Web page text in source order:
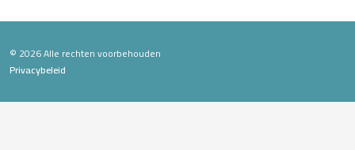
© 2026 Alle rechten voorbehouden
Privacybeleid